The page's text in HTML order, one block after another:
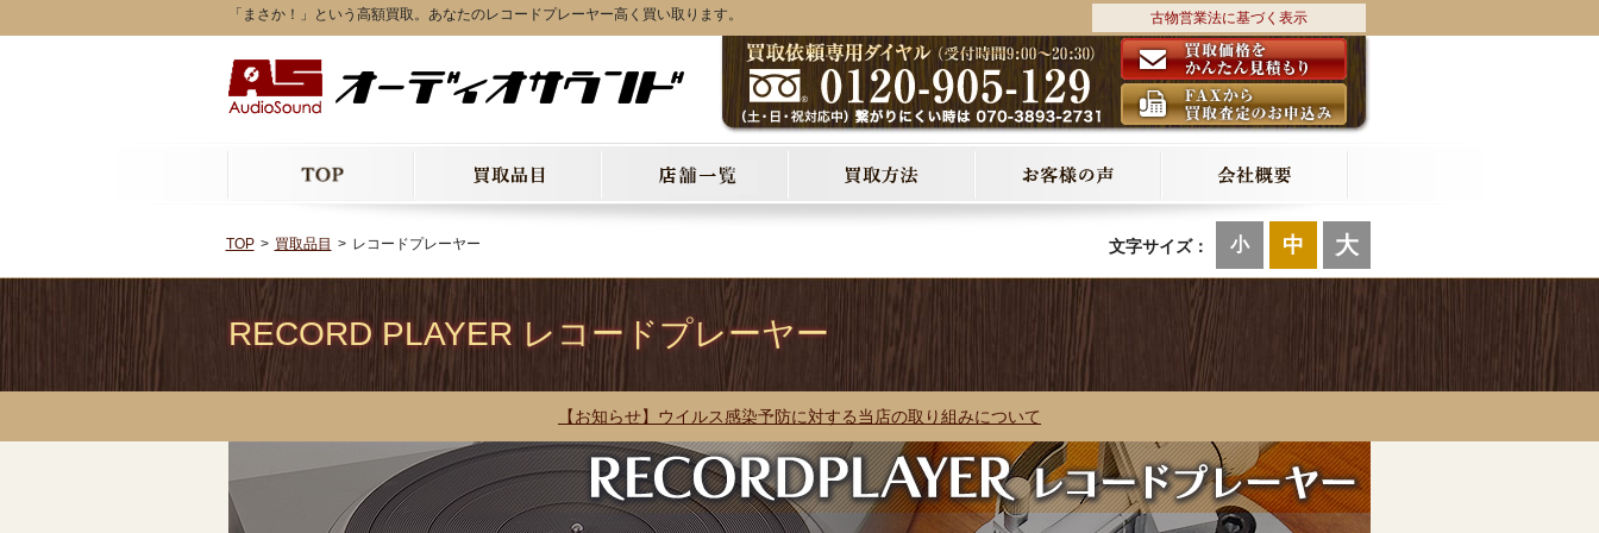
「まさか！」という高額買取。あなたのレコードプレーヤー高く買い取ります。 古物営業法に基づく表示
文字サイズ： 小 中 大
TOP 買取品目 レコードプレーヤー
RECORD PLAYER レコードプレーヤー
【お知らせ】ウイルス感染予防に対する当店の取り組みについて